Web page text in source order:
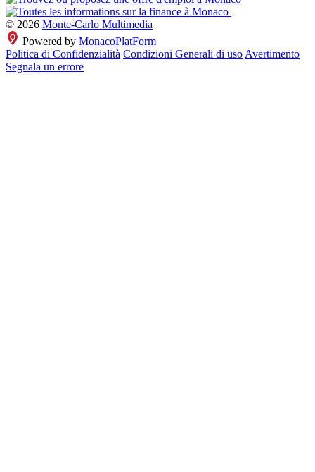
© 2026 Monte-Carlo Multimedia
Powered by MonacoPlatForm
Politica di Confidenzialità Condizioni Generali di uso Avertimento
Segnala un errore